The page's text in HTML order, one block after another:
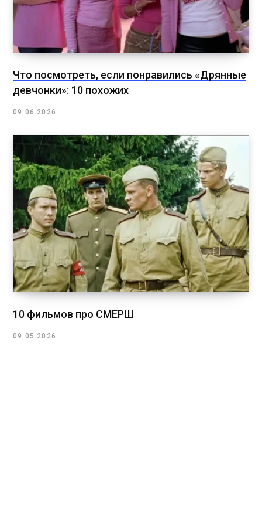
Что посмотреть, если понравились «Дрянные
девчонки»: 10 похожих
09.06.2026
10 фильмов про СМЕРШ
09.05.2026